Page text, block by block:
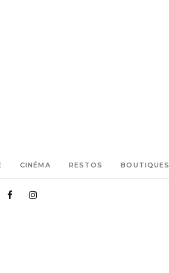
CINÉMA RESTOS BOUTIQUES